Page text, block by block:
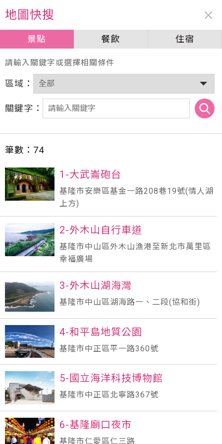
周邊資訊
景點 餐飲 住宿
地圖快搜
景點 餐飲 住宿
請輸入關鍵字或選擇相關條件
區域：
關鍵字：
筆數： 74
1-大武崙砲台
基隆市安樂區基金一路208巷19號(情人湖
上方)
2-外木山自行車道
基隆市中山區外木山漁港至新北市萬里區
幸福廣場
3-外木山湖海灣
基隆市中山區湖海路一、二段(協和街)
4-和平島地質公園
基隆市中正區平一路360號
5-國立海洋科技博物館
基隆市中正區北寧路367號
6-基隆廟口夜市
基隆市仁愛區仁三路